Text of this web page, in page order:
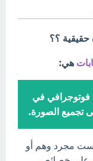
؟؟
هي:
في
تجميع الصورة.
مجرد وهم أو